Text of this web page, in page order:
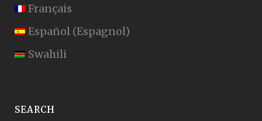
Français
Español (Espagnol)
Swahili
SEARCH